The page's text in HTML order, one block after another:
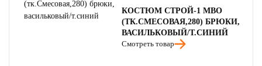
4.5
КОСТЮМ СТРОЙ-1 МВО
(ТК.СМЕСОВАЯ,280) БРЮКИ,
ВАСИЛЬКОВЫЙ/Т.СИНИЙ
Смотреть товар